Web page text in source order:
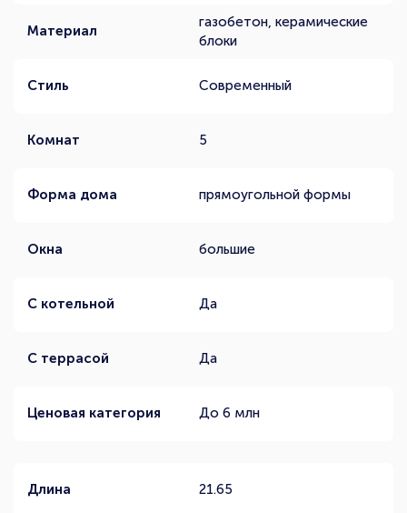
Материал
газобетон, керамические
блоки
Стиль Современный
Комнат 5
Форма дома прямоугольной формы
Окна большие
С котельной Да
С террасой Да
Ценовая категория До 6 млн
Длина 21.65